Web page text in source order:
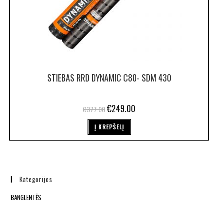
STIEBAS RRD DYNAMIC C80- SDM 430
€377.00€249.00
Į KREPŠELĮ
Kategorijos
BANGLENTĖS